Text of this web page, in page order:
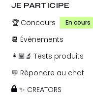
JE PARTICIPE
🏆 Concours En cours
📆 Évènements
👩🏽‍🔬 Tests produits
💬 Répondre au chat
✨ CREATORS